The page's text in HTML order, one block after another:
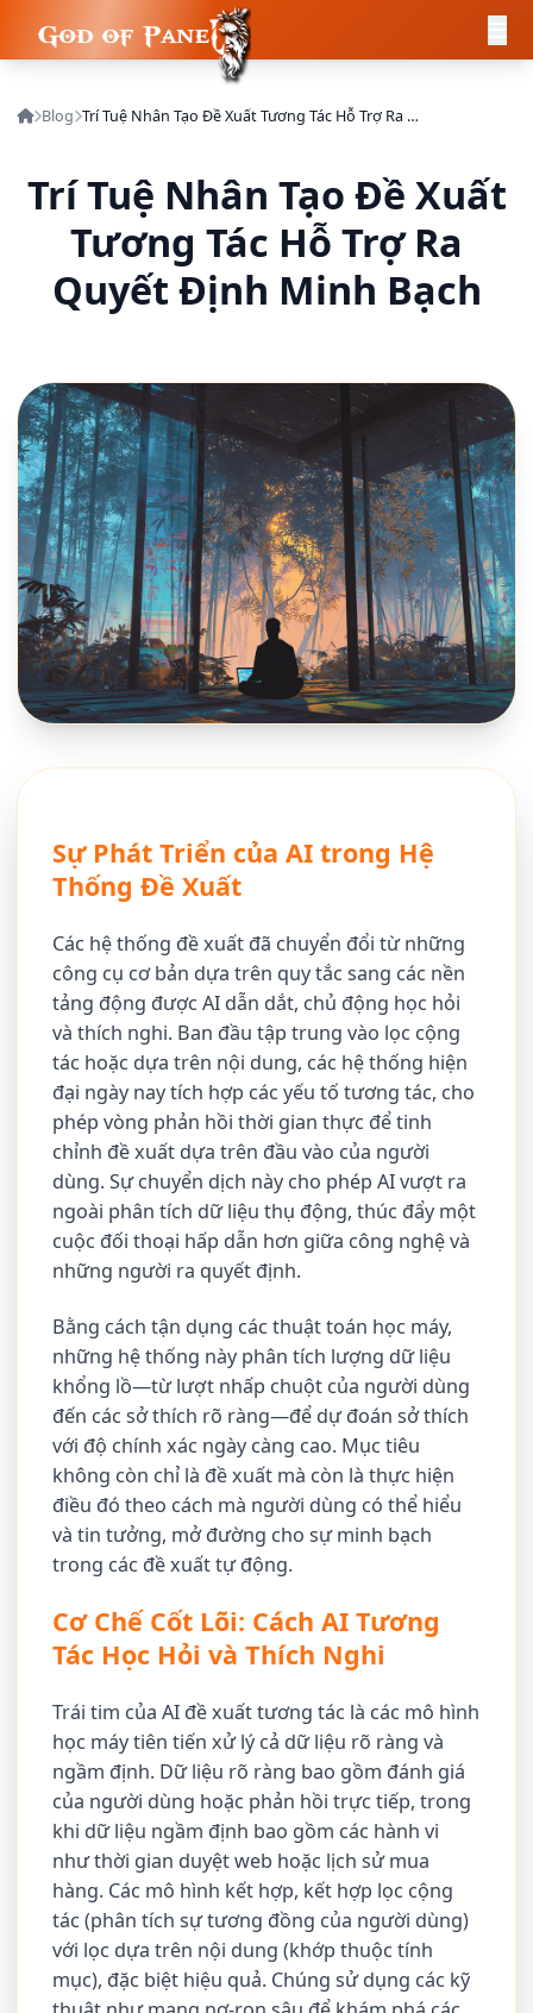
Blog Trí Tuệ Nhân Tạo Đề Xuất Tương Tác Hỗ Trợ Ra Quyết Định Minh Bạch
Trí Tuệ Nhân Tạo Đề Xuất
Tương Tác Hỗ Trợ Ra
Quyết Định Minh Bạch
Sự Phát Triển của AI trong Hệ
Thống Đề Xuất
Các hệ thống đề xuất đã chuyển đổi từ những
công cụ cơ bản dựa trên quy tắc sang các nền
tảng động được AI dẫn dắt, chủ động học hỏi
và thích nghi. Ban đầu tập trung vào lọc cộng
tác hoặc dựa trên nội dung, các hệ thống hiện
đại ngày nay tích hợp các yếu tố tương tác, cho
phép vòng phản hồi thời gian thực để tinh
chỉnh đề xuất dựa trên đầu vào của người
dùng. Sự chuyển dịch này cho phép AI vượt ra
ngoài phân tích dữ liệu thụ động, thúc đẩy một
cuộc đối thoại hấp dẫn hơn giữa công nghệ và
những người ra quyết định.
Bằng cách tận dụng các thuật toán học máy,
những hệ thống này phân tích lượng dữ liệu
khổng lồ—từ lượt nhấp chuột của người dùng
đến các sở thích rõ ràng—để dự đoán sở thích
với độ chính xác ngày càng cao. Mục tiêu
không còn chỉ là đề xuất mà còn là thực hiện
điều đó theo cách mà người dùng có thể hiểu
và tin tưởng, mở đường cho sự minh bạch
trong các đề xuất tự động.
Cơ Chế Cốt Lõi: Cách AI Tương
Tác Học Hỏi và Thích Nghi
Trái tim của AI đề xuất tương tác là các mô hình
học máy tiên tiến xử lý cả dữ liệu rõ ràng và
ngầm định. Dữ liệu rõ ràng bao gồm đánh giá
của người dùng hoặc phản hồi trực tiếp, trong
khi dữ liệu ngầm định bao gồm các hành vi
như thời gian duyệt web hoặc lịch sử mua
hàng. Các mô hình kết hợp, kết hợp lọc cộng
tác (phân tích sự tương đồng của người dùng)
với lọc dựa trên nội dung (khớp thuộc tính
mục), đặc biệt hiệu quả. Chúng sử dụng các kỹ